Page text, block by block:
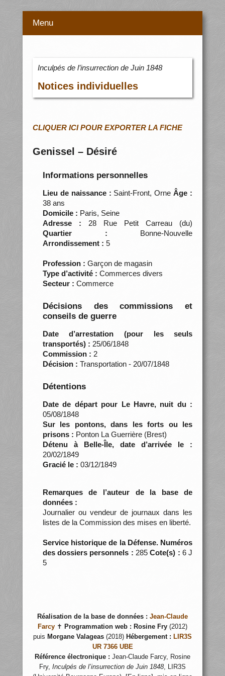
Menu
Inculpés de l’insurrection de Juin 1848
Notices individuelles
CLIQUER ICI POUR EXPORTER LA FICHE
Genissel – Désiré
Informations personnelles
Lieu de naissance : Saint-Front, Orne Âge :
38 ans
Domicile : Paris, Seine
Adresse : 28 Rue Petit Carreau (du)
Quartier : Bonne-Nouvelle
Arrondissement : 5
Profession : Garçon de magasin
Type d’activité : Commerces divers
Secteur : Commerce
Décisions des commissions et
conseils de guerre
Date d’arrestation (pour les seuls
transportés) : 25/06/1848
Commission : 2
Décision : Transportation - 20/07/1848
Détentions
Date de départ pour Le Havre, nuit du :
05/08/1848
Sur les pontons, dans les forts ou les
prisons : Ponton La Guerrière (Brest)
Détenu à Belle-Île, date d’arrivée le :
20/02/1849
Gracié le : 03/12/1849
Remarques de l’auteur de la base de
données :
Journalier ou vendeur de journaux dans les
listes de la Commission des mises en liberté.
Service historique de la Défense. Numéros
des dossiers personnels : 285Cote(s) : 6 J
5
Réalisation de la base de données : Jean-Claude
Farcy ✝ Programmation web : Rosine Fry (2012)
puis Morgane Valageas (2018) Hébergement : LIR3S
UR 7366 UBE
Référence électronique : Jean-Claude Farcy, Rosine
Fry, Inculpés de l’insurrection de Juin 1848, LIR3S